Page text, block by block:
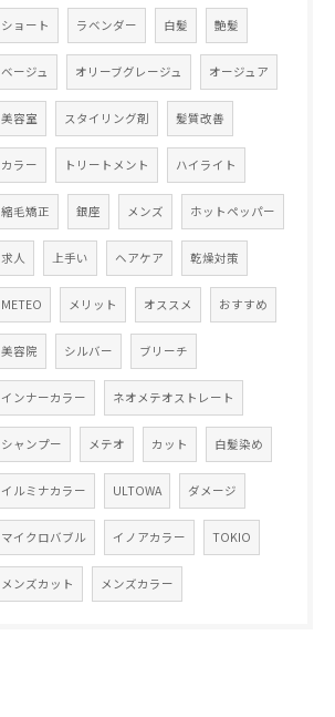
ショート ラベンダー 白髪 艶髪
ベージュ オリーブグレージュ オージュア
美容室 スタイリング剤 髪質改善
カラー トリートメント ハイライト
縮毛矯正 銀座 メンズ ホットペッパー
求人 上手い ヘアケア 乾燥対策
METEO メリット オススメ おすすめ
美容院 シルバー ブリーチ
インナーカラー ネオメテオストレート
シャンプー メテオ カット 白髪染め
イルミナカラー ULTOWA ダメージ
マイクロバブル イノアカラー TOKIO
メンズカット メンズカラー